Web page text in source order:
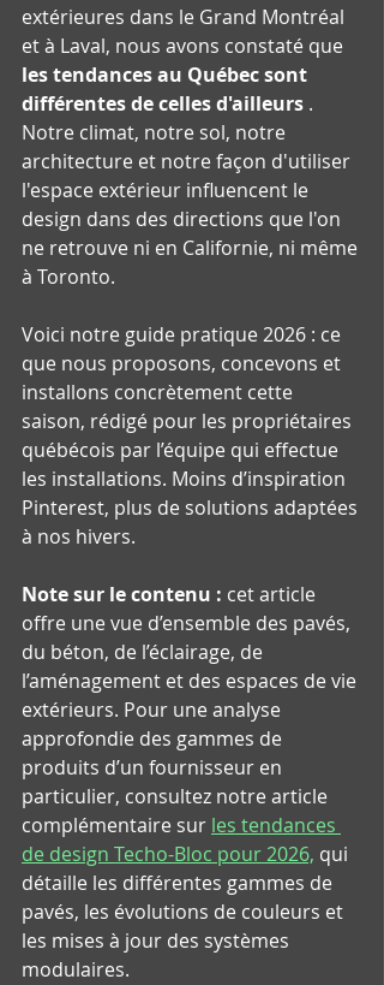
extérieures dans le Grand Montréal
et à Laval, nous avons constaté que
les tendances au Québec sont
différentes de celles d'ailleurs .
Notre climat, notre sol, notre
architecture et notre façon d'utiliser
l'espace extérieur influencent le
design dans des directions que l'on
ne retrouve ni en Californie, ni même
à Toronto.
Voici notre guide pratique 2026 : ce
que nous proposons, concevons et
installons concrètement cette
saison, rédigé pour les propriétaires
québécois par l’équipe qui effectue
les installations. Moins d’inspiration
Pinterest, plus de solutions adaptées
à nos hivers.
Note sur le contenu : cet article
offre une vue d’ensemble des pavés,
du béton, de l’éclairage, de
l’aménagement et des espaces de vie
extérieurs. Pour une analyse
approfondie des gammes de
produits d’un fournisseur en
particulier, consultez notre article
complémentaire sur les tendances
de design Techo-Bloc pour 2026, qui
détaille les différentes gammes de
pavés, les évolutions de couleurs et
les mises à jour des systèmes
modulaires.